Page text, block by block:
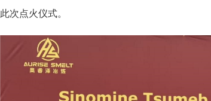
此次点火仪式。